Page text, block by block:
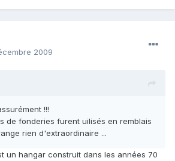
2009
!!!
de fonderies furent uilisés en remblais
rien d'extraordinaire ...
un hangar construit dans les années 70